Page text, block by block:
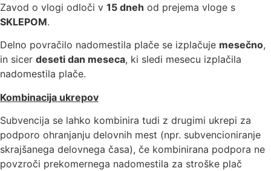
Zavod o vlogi odloči v 15 dneh od prejema vloge s
SKLEPOM.
Delno povračilo nadomestila plače se izplačuje mesečno,
in sicer deseti dan meseca, ki sledi mesecu izplačila
nadomestila plače.
Kombinacija ukrepov
Subvencija se lahko kombinira tudi z drugimi ukrepi za
podporo ohranjanju delovnih mest (npr. subvencioniranje
skrajšanega delovnega časa), če kombinirana podpora ne
povzroči prekomernega nadomestila za stroške plač